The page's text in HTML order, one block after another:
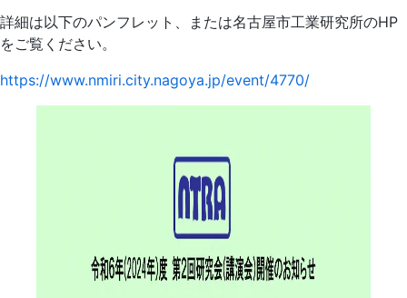
詳細は以下のパンフレット、または名古屋市工業研究所のHP
をご覧ください。
https://www.nmiri.city.nagoya.jp/event/4770/